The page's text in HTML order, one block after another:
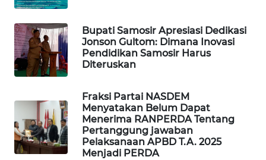
Bupati Samosir Apresiasi Dedikasi
Jonson Gultom: Dimana Inovasi
Pendidikan Samosir Harus
Diteruskan
Fraksi Partai NASDEM
Menyatakan Belum Dapat
Menerima RANPERDA Tentang
Pertanggung jawaban
Pelaksanaan APBD T.A. 2025
Menjadi PERDA
NEWS
METRO
JAKARTA
NEWS
NEWS
KARING
NEWS